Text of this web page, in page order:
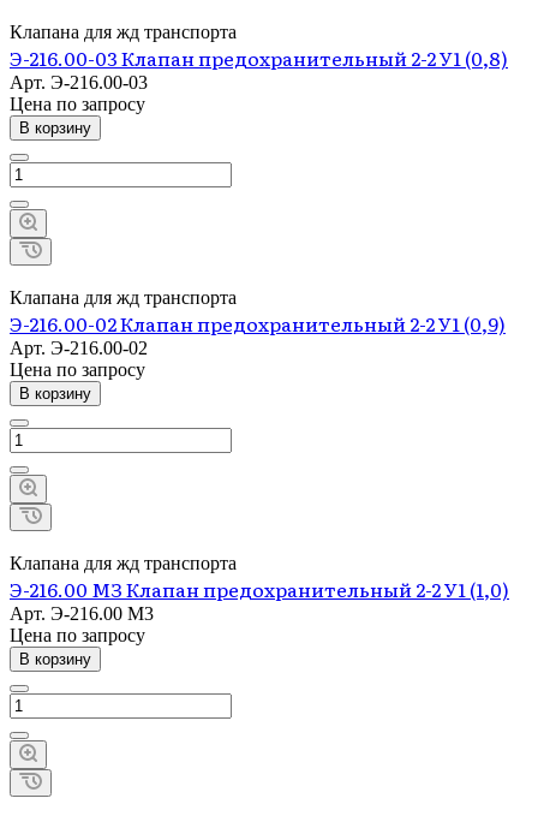
Клапана для жд транспорта
Э-216.00-03 Клапан предохранительный 2-2 У1 (0,8)
Арт. Э-216.00-03
Цена по запросу
В корзину
Клапана для жд транспорта
Э-216.00-02 Клапан предохранительный 2-2 У1 (0,9)
Арт. Э-216.00-02
Цена по запросу
В корзину
Клапана для жд транспорта
Э-216.00 МЗ Клапан предохранительный 2-2 У1 (1,0)
Арт. Э-216.00 М3
Цена по запросу
В корзину